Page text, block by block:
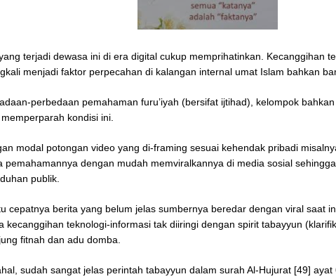
terjadi dewasa ini di era digital cukup memprihatinkan. Kecanggihan
menjadi faktor perpecahan di kalangan internal umat Islam bahkan
perbedaan pemahaman furu’iyah (bersifat ijtihad), kelompok
kondisi ini.
modal potongan video yang di-framing sesuai kehendak pribadi
pemahamannya dengan mudah memviralkannya di media sosial
publik.
cepatnya berita yang belum jelas sumbernya beredar dengan viral saat
kecanggihan teknologi-informasi tak diiringi dengan spirit tabayyun
fitnah dan adu domba.
sudah sangat jelas perintah tabayyun dalam surah Al-Hujurat [49]